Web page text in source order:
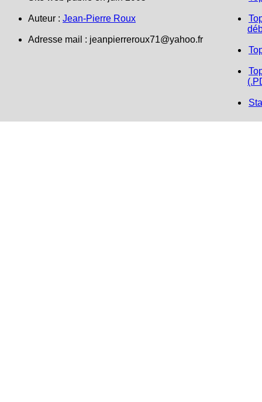
Auteur : Jean-Pierre Roux
Adresse mail : jeanpierreroux71@yahoo.fr